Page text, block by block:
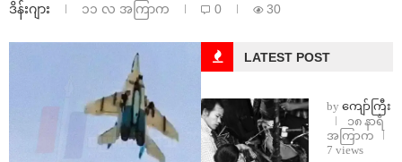
ဒိန်းဂျား ၁၁ လ အကြာက 0 30
LATEST POST
by ကျော်ကြီး
၁၈ နာရီ
အကြာက
7 views